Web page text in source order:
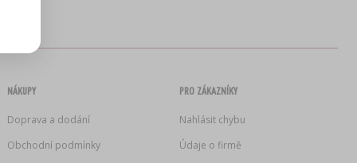
NÁKUPY
Doprava a dodání
Obchodní podmínky
PRO ZÁKAZNÍKY
Nahlásit chybu
Údaje o firmě